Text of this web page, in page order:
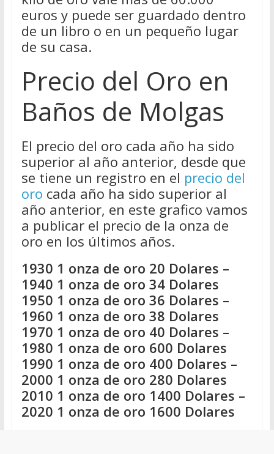
euros y puede ser guardado dentro
de un libro o en un pequeño lugar
de su casa.
Precio del Oro en
Baños de Molgas
El precio del oro cada año ha sido
superior al año anterior, desde que
se tiene un registro en el precio del
oro cada año ha sido superior al
año anterior, en este grafico vamos
a publicar el precio de la onza de
oro en los últimos años.
1930 1 onza de oro 20 Dolares –
1940 1 onza de oro 34 Dolares
1950 1 onza de oro 36 Dolares –
1960 1 onza de oro 38 Dolares
1970 1 onza de oro 40 Dolares –
1980 1 onza de oro 600 Dolares
1990 1 onza de oro 400 Dolares –
2000 1 onza de oro 280 Dolares
2010 1 onza de oro 1400 Dolares –
2020 1 onza de oro 1600 Dolares